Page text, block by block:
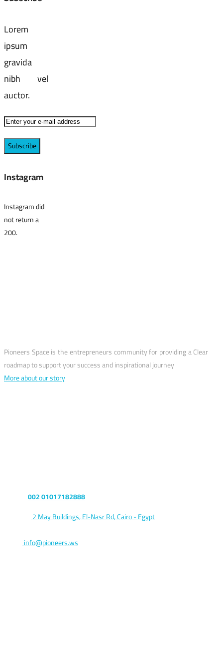
Lorem
ipsum
gravida
nibh vel
auctor.
Instagram
Instagram did
not return a
200.
Pioneers Space is the entrepreneurs community for providing a Clear
roadmap to support your success and inspirational journey
More about our story
002 01017182888
2 May Buildings, El-Nasr Rd, Cairo - Egypt
info@pioneers.ws